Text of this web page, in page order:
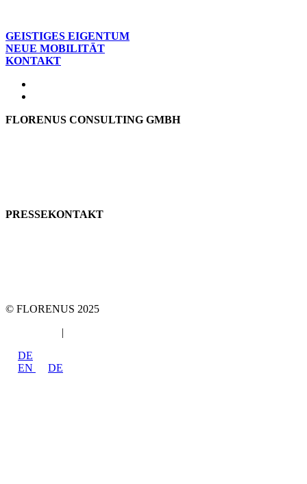
GEISTIGES EIGENTUM
NEUE MOBILITÄT
KONTAKT
FLORENUS CONSULTING GMBH
PRESSEKONTAKT
© FLORENUS 2025
|
DE
EN
DE